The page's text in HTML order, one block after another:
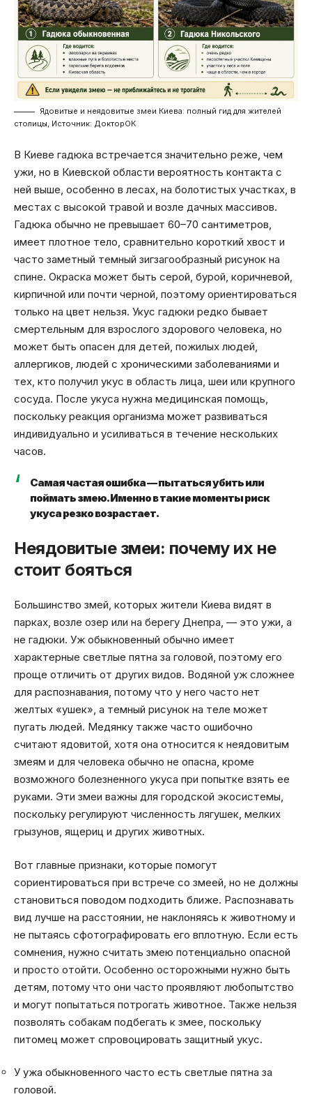
Ядовитые и неядовитые змеи Киева: полный гид для жителей
столицы, Источник: ДокторОК
В Киеве гадюка встречается значительно реже, чем
ужи, но в Киевской области вероятность контакта с
ней выше, особенно в лесах, на болотистых участках, в
местах с высокой травой и возле дачных массивов.
Гадюка обычно не превышает 60–70 сантиметров,
имеет плотное тело, сравнительно короткий хвост и
часто заметный темный зигзагообразный рисунок на
спине. Окраска может быть серой, бурой, коричневой,
кирпичной или почти черной, поэтому ориентироваться
только на цвет нельзя. Укус гадюки редко бывает
смертельным для взрослого здорового человека, но
может быть опасен для детей, пожилых людей,
аллергиков, людей с хроническими заболеваниями и
тех, кто получил укус в область лица, шеи или крупного
сосуда. После укуса нужна медицинская помощь,
поскольку реакция организма может развиваться
индивидуально и усиливаться в течение нескольких
часов.
Самая частая ошибка — пытаться убить или
поймать змею. Именно в такие моменты риск
укуса резко возрастает.
Неядовитые змеи: почему их не
стоит бояться
Большинство змей, которых жители Киева видят в
парках, возле озер или на берегу Днепра, — это ужи, а
не гадюки. Уж обыкновенный обычно имеет
характерные светлые пятна за головой, поэтому его
проще отличить от других видов. Водяной уж сложнее
для распознавания, потому что у него часто нет
желтых «ушек», а темный рисунок на теле может
пугать людей. Медянку также часто ошибочно
считают ядовитой, хотя она относится к неядовитым
змеям и для человека обычно не опасна, кроме
возможного болезненного укуса при попытке взять ее
руками. Эти змеи важны для городской экосистемы,
поскольку регулируют численность лягушек, мелких
грызунов, ящериц и других животных.
Вот главные признаки, которые помогут
сориентироваться при встрече со змеей, но не должны
становиться поводом подходить ближе. Распознавать
вид лучше на расстоянии, не наклоняясь к животному и
не пытаясь сфотографировать его вплотную. Если есть
сомнения, нужно считать змею потенциально опасной
и просто отойти. Особенно осторожными нужно быть
детям, потому что они часто проявляют любопытство
и могут попытаться потрогать животное. Также нельзя
позволять собакам подбегать к змее, поскольку
питомец может спровоцировать защитный укус.
У ужа обыкновенного часто есть светлые пятна за
головой.